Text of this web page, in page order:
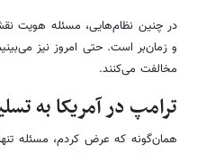
در چنین نظام‌هایی، مسئله هویت
و زمان‌بر است. حتی امروز نیز
مخالفت می‌کنند.
ترامپ در آمریکا به
همان‌گونه که عرض کردم، مسئله